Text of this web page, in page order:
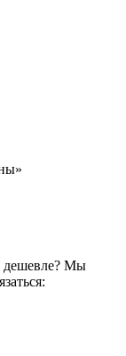
дешевле? Мы